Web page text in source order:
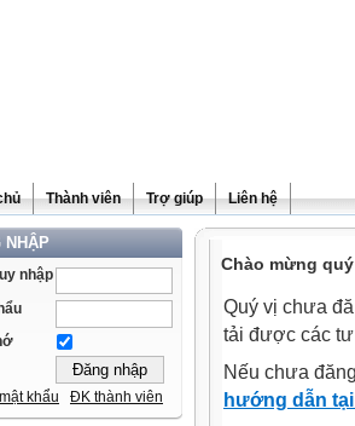
Thành viên Trợ giúp Liên hệ
NHẬP
nhập
khẩu ĐK thành viên
Chào mừng
Quý vị chưa
tải được các
Nếu chưa
hướng dẫn